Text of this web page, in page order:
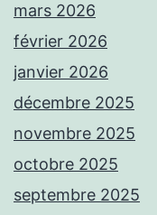
mars 2026
février 2026
janvier 2026
décembre 2025
novembre 2025
octobre 2025
septembre 2025